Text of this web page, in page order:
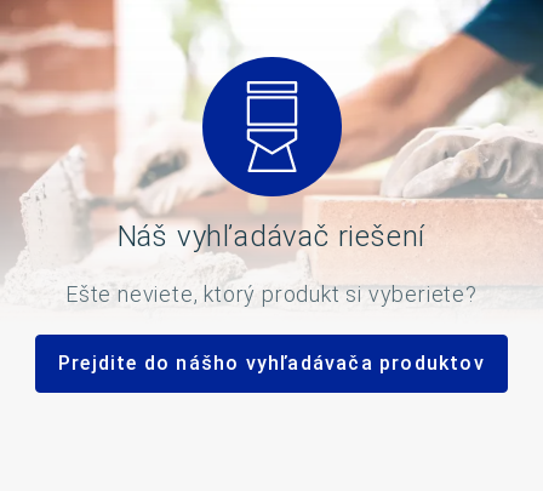
Náš vyhľadávač riešení
Ešte neviete, ktorý produkt si vyberiete?
Prejdite do nášho vyhľadávača produktov